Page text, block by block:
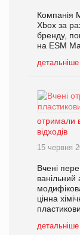
Компанія
Xbox за
бренду,
на ESM
детальніше
отримали
відходів
15 червня
Вчені
цінна
детальніше